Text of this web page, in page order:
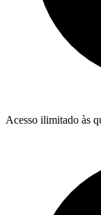
Acesso ilimitado às